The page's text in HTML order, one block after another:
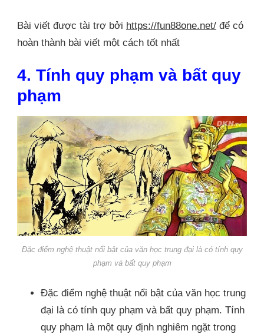
Bài viết được tài trợ bởi https://fun88one.net/ để có
hoàn thành bài viết một cách tốt nhất
4. Tính quy phạm và bất quy
phạm
Đặc điểm nghệ thuật nổi bật của văn học trung đại là có tính quy
phạm và bất quy phạm
Đặc điểm nghệ thuật nổi bật của văn học trung
đại là có tính quy phạm và bất quy phạm. Tính
quy phạm là một quy định nghiêm ngặt trong